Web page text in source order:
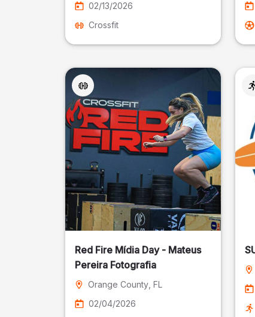
02/13/2026
Crossfit
Red Fire Mídia Day - Mateus
Pereira Fotografia
Orange County , FL
02/04/2026